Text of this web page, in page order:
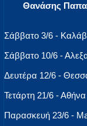
Θανάσης
Σάββατο 3/6 -
Σάββατο 10/6 -
Δευτέρα 12/6 -
Τετάρτη 21/6 -
Παρασκευή 23/6 -